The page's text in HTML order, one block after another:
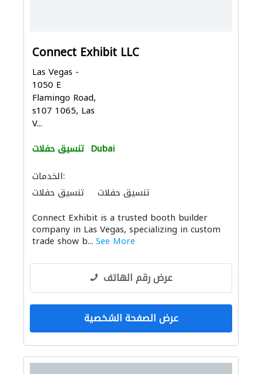
Connect Exhibit LLC
Las Vegas -
1050 E
Flamingo Road,
s107 1065, Las
V...
تنسيق حفلات Dubai
الخدمات:
تنسيق حفلات
تنسيق حفلات
Connect Exhibit is a trusted booth builder
company in Las Vegas, specializing in custom
trade show b... See More
عرض رقم الهاتف
عرض الصفحة الشخصية